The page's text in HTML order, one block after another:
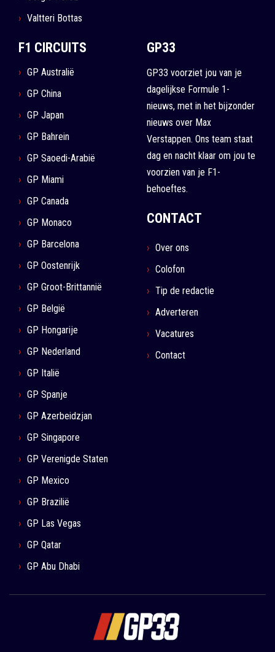
Valtteri Bottas
F1 CIRCUITS
GP Australië
GP China
GP Japan
GP Bahrein
GP Saoedi-Arabië
GP Miami
GP Canada
GP Monaco
GP Barcelona
GP Oostenrijk
GP Groot-Brittannië
GP België
GP Hongarije
GP Nederland
GP Italië
GP Spanje
GP Azerbeidzjan
GP Singapore
GP Verenigde Staten
GP Mexico
GP Brazilië
GP Las Vegas
GP Qatar
GP Abu Dhabi
GP33
GP33 voorziet jou van je
dagelijkse Formule 1-
nieuws, met in het bijzonder
nieuws over Max
Verstappen. Ons team staat
dag en nacht klaar om jou te
voorzien van je F1-
behoeftes.
CONTACT
Over ons
Colofon
Tip de redactie
Adverteren
Vacatures
Contact